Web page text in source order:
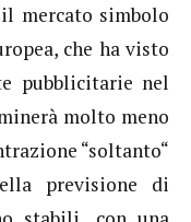
mercato simbolo
che ha visto
pubblicitarie nel
molto meno
“soltanto“
previsione di